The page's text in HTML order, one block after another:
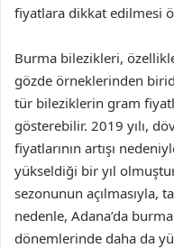
fiyatlara dikkat edilmesi
Burma bilezikleri,
gözde örneklerinden
tür bileziklerin gram
gösterebilir. 2019 yılı,
fiyatlarının artışı
yükseldiği bir yıl
sezonunun açılmasıyla,
nedenle, Adana’da
dönemlerinde daha da